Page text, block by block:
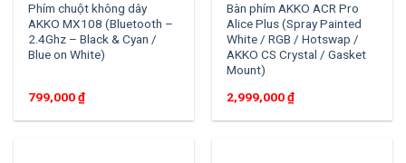
Phím chuột không dây
AKKO MX108 (Bluetooth –
2.4Ghz – Black & Cyan /
Blue on White)
799,000₫
Bàn phím AKKO ACR Pro
Alice Plus (Spray Painted
White / RGB / Hotswap /
AKKO CS Crystal / Gasket
Mount)
2,999,000₫